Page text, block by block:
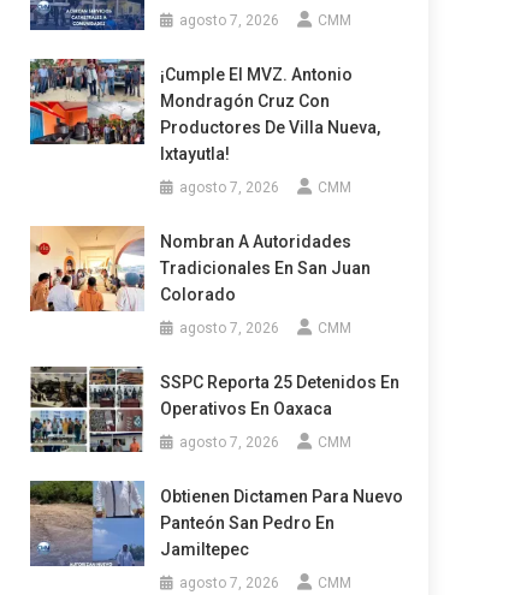
agosto 7, 2026 CMM
¡Cumple El MVZ. Antonio
Mondragón Cruz Con
Productores De Villa Nueva,
Ixtayutla!
agosto 7, 2026 CMM
Nombran A Autoridades
Tradicionales En San Juan
Colorado
agosto 7, 2026 CMM
SSPC Reporta 25 Detenidos En
Operativos En Oaxaca
agosto 7, 2026 CMM
Obtienen Dictamen Para Nuevo
Panteón San Pedro En
Jamiltepec
agosto 7, 2026 CMM